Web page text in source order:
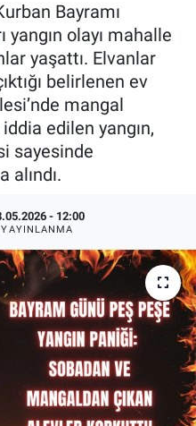
Bayramı
yangın olayı mahalle
yaşattı. Elvanlar
belirlenen ev
mangal
edilen yangın,
sayesinde
alındı.
- 12:00
YAYINLANMA